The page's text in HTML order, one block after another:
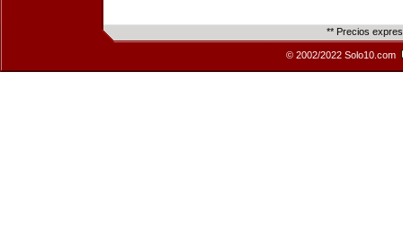
** Precios
© 2002/2022 Solo10.com